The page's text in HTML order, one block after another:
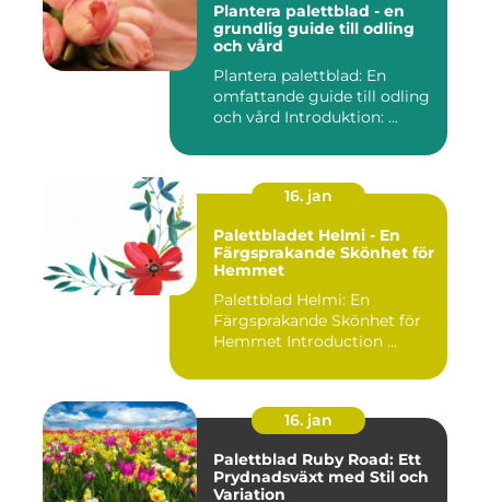
Plantera palettblad - en
grundlig guide till odling
och vård
Plantera palettblad: En
omfattande guide till odling
och vård Introduktion: ...
16. jan
Palettbladet Helmi - En
Färgsprakande Skönhet för
Hemmet
Palettblad Helmi: En
Färgsprakande Skönhet för
Hemmet Introduction ...
16. jan
Palettblad Ruby Road: Ett
Prydnadsväxt med Stil och
Variation